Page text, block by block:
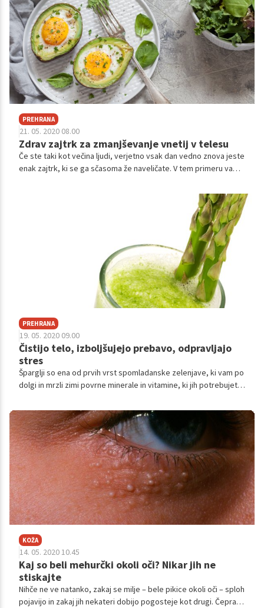
PREHRANA
21. 05. 2020 08.00
Zdrav zajtrk za zmanjševanje vnetij v telesu
Če ste taki kot večina ljudi, verjetno vsak dan vedno znova jeste
enak zajtrk, ki se ga sčasoma že naveličate. V tem primeru vam
nekaj odvečnih kilogramov in zmanjšati vnetja v telesu.
PREHRANA
19. 05. 2020 09.00
Čistijo telo, izboljšujejo prebavo, odpravljajo
stres
Šparglji so ena od prvih vrst spomladanske zelenjave, ki vam po
dolgi in mrzli zimi povrne minerale in vitamine, ki jih potrebujete,
znanilci pomladi, saj se njihova sezona prične aprila, a v izobilju
se jih lahko naužijemo prav v začetku maja.
KOŽA
14. 05. 2020 10.45
Kaj so beli mehurčki okoli oči? Nikar jih ne
stiskajte
Nihče ne ve natanko, zakaj se milje – bele pikice okoli oči – sploh
pojavijo in zakaj jih nekateri dobijo pogosteje kot drugi. Čeprav